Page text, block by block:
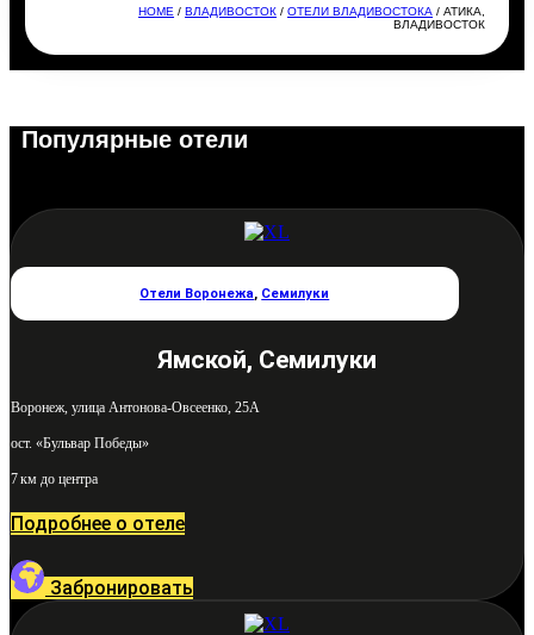
HOME /ВЛАДИВОСТОК /ОТЕЛИ ВЛАДИВОСТОКА / АТИКА,
ВЛАДИВОСТОК
Популярные отели
Отели Воронежа, Семилуки
Ямской, Семилуки
Воронеж, улица Антонова-Овсеенко, 25А
ост. «Бульвар Победы»
7 км до центра
Подробнее о отеле
Забронировать